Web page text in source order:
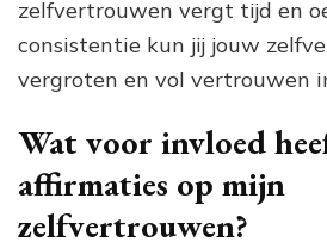
zelfvertrouwen vergt tijd en
consistentie kun jij jouw
vergroten en vol vertrouwen
Wat voor invloed
affirmaties op mijn
zelfvertrouwen?